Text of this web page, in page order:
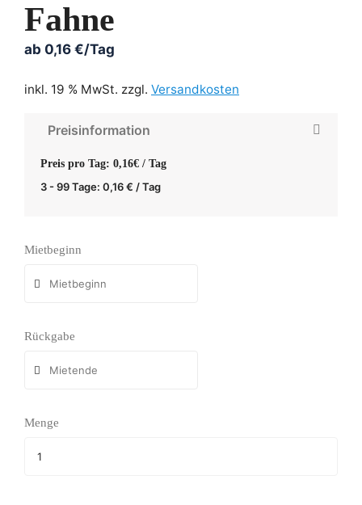
Fahne
ab 0,16 €/Tag
inkl. 19 % MwSt. zzgl. Versandkosten
Preisinformation
Preis pro Tag: 0,16€ / Tag
3 - 99 Tage: 0,16€ / Tag
Mietbeginn
Rückgabe
Menge